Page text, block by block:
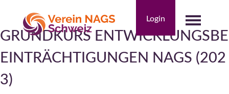
content
NAGS
Login
GRUNDKURS ENTWICKLUNGSBE
EINTRÄCHTIGUNGEN NAGS (202
3)